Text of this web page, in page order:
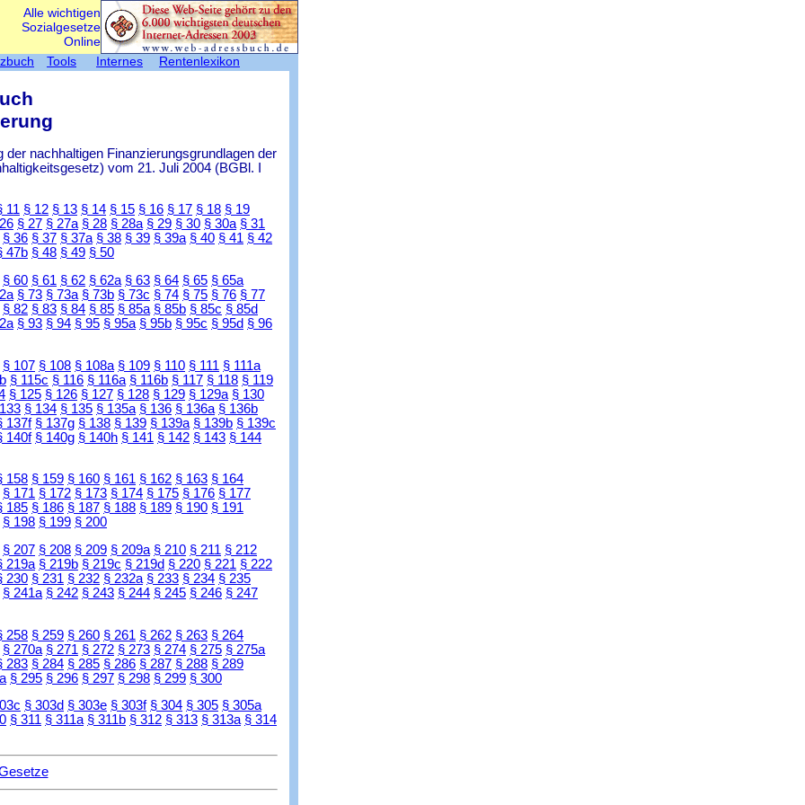
Alle wichtigen
Sozialgesetze
Online
nachhaltigen Finanzierungsgrundlagen der
vom 21. Juli 2004 (BGBl. I
11 § 12 § 13 § 14 § 15 § 16 § 17 § 18 § 19
§ 27 § 27a § 28 § 28a § 29 § 30 § 30a § 31
§ 36 § 37 § 37a § 38 § 39 § 39a § 40 § 41 § 42
47b § 48 § 49 § 50
§ 60 § 61 § 62 § 62a § 63 § 64 § 65 § 65a
§ 73 § 73a § 73b § 73c § 74 § 75 § 76 § 77
§ 82 § 83 § 84 § 85 § 85a § 85b § 85c § 85d
§ 93 § 94 § 95 § 95a § 95b § 95c § 95d § 96
§ 107 § 108 § 108a § 109 § 110 § 111 § 111a
§ 115c § 116 § 116a § 116b § 117 § 118 § 119
§ 125 § 126 § 127 § 128 § 129 § 129a § 130
§ 134 § 135 § 135a § 136 § 136a § 136b
137f § 137g § 138 § 139 § 139a § 139b § 139c
140f § 140g § 140h § 141 § 142 § 143 § 144
158 § 159 § 160 § 161 § 162 § 163 § 164
§ 171 § 172 § 173 § 174 § 175 § 176 § 177
185 § 186 § 187 § 188 § 189 § 190 § 191
§ 198 § 199 § 200
§ 207 § 208 § 209 § 209a § 210 § 211 § 212
219a § 219b § 219c § 219d § 220 § 221 § 222
230 § 231 § 232 § 232a § 233 § 234 § 235
§ 241a § 242 § 243 § 244 § 245 § 246 § 247
258 § 259 § 260 § 261 § 262 § 263 § 264
§ 270a § 271 § 272 § 273 § 274 § 275 § 275a
283 § 284 § 285 § 286 § 287 § 288 § 289
§ 295 § 296 § 297 § 298 § 299 § 300
§ 303d § 303e § 303f § 304 § 305 § 305a
§ 311 § 311a § 311b § 312 § 313 § 313a § 314
Tools Internes Rentenlexikon